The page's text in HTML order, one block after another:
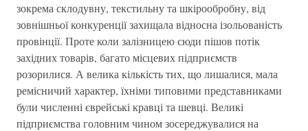
зокрема склодувну, текстильну та шкірообробну, від
зовнішньої конкуренції захищала відносна ізольованість
провінції. Проте коли залізницею сюди пішов потік
західних товарів, багато місцевих підприємств
розорилися. А велика кількість тих, що лишалися, мала
ремісничий характер, їхніми типовими представниками
були численні єврейські кравці та шевці. Великі
підприємства головним чином зосереджувалися на